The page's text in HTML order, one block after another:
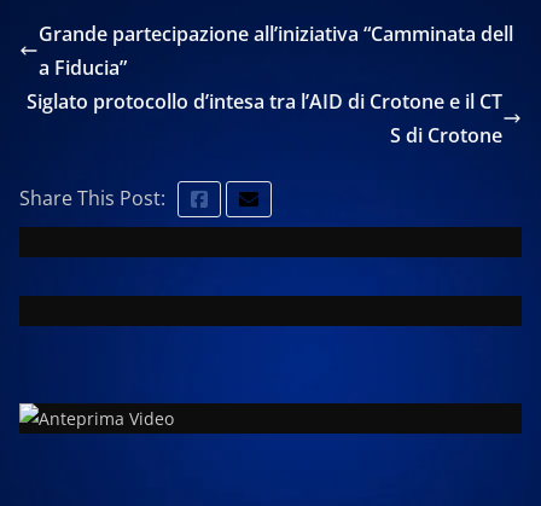
Grande partecipazione all’iniziativa “Camminata dell
a Fiducia”
Siglato protocollo d’intesa tra l’AID di Crotone e il CT
S di Crotone
Share This Post: